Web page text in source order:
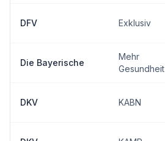
DFV Exklusiv
Die Bayerische
Mehr
Gesundheit
DKV KABN